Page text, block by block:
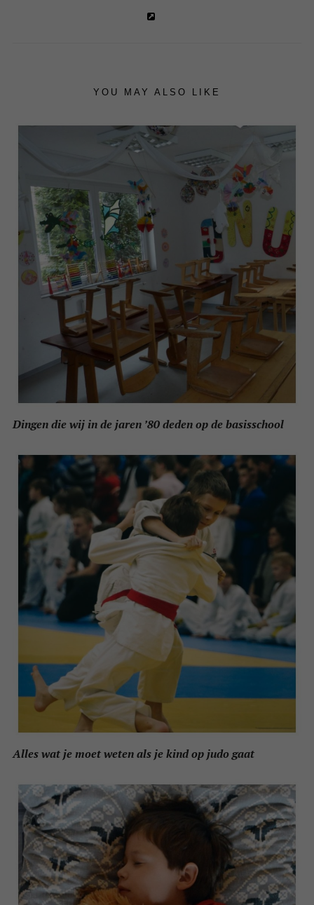
YOU MAY ALSO LIKE
Dingen die wij in de jaren ’80 deden op de basisschool
Alles wat je moet weten als je kind op judo gaat